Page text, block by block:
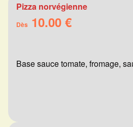
Pizza norvégienne
Dès 10.00 €
Base sauce tomate, fromage,